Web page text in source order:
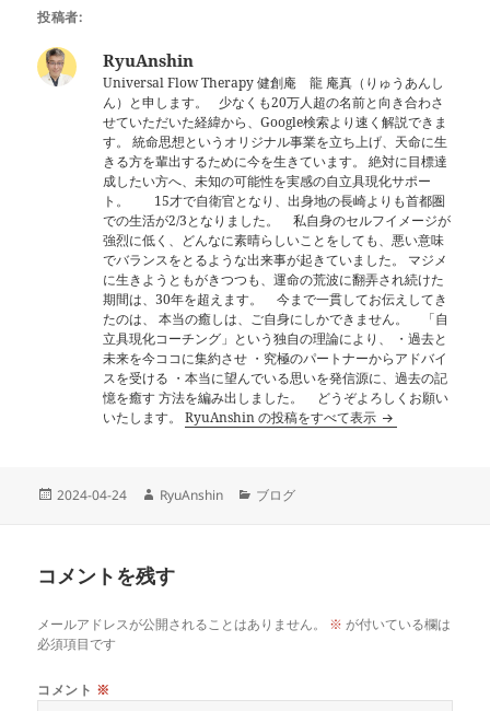
投稿者:
RyuAnshin
Universal Flow Therapy 健創庵 龍 庵真（りゅうあんし
ん）と申します。 少なくも20万人超の名前と向き合わさ
せていただいた経緯から、Google検索より速く解説できま
す。 統命思想というオリジナル事業を立ち上げ、天命に生
きる方を輩出するために今を生きています。 絶対に目標達
成したい方へ、未知の可能性を実感の自立具現化サポー
ト。 15才で自衛官となり、出身地の長崎よりも首都圏
での生活が2/3となりました。 私自身のセルフイメージが
強烈に低く、どんなに素晴らしいことをしても、悪い意味
でバランスをとるような出来事が起きていました。 マジメ
に生きようともがきつつも、運命の荒波に翻弄され続けた
期間は、30年を超えます。 今まで一貫してお伝えしてき
たのは、 本当の癒しは、ご自身にしかできません。 「自
立具現化コーチング」という独自の理論により、 ・過去と
未来を今ココに集約させ ・究極のパートナーからアドバイ
スを受ける ・本当に望んでいる思いを発信源に、過去の記
憶を癒す 方法を編み出しました。 どうぞよろしくお願い
いたします。RyuAnshin の投稿をすべて表示
投
2024-04-24
作
RyuAnshin
カ
ブログ
コメントを残す
メールアドレスが公開されることはありません。 ※ が付いている欄は
必須項目です
コメント ※